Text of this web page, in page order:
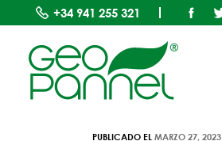
+34 941 255 321
PUBLICADO EL MARZO 27, 2023